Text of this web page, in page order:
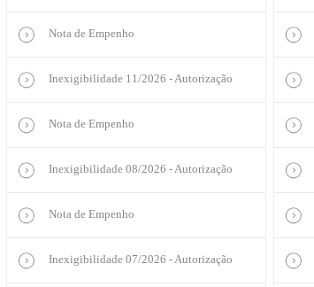
Nota de Empenho
Inexigibilidade 11/2026 - Autorização
Nota de Empenho
Inexigibilidade 08/2026 - Autorização
Nota de Empenho
Inexigibilidade 07/2026 - Autorização